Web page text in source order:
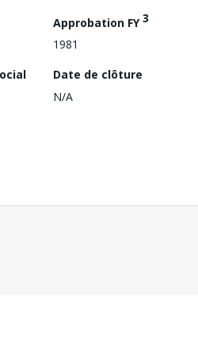
Approbation FY3
1981
Date de clôture
N/A